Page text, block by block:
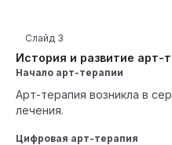
История и развитие арт-
Слайд 3
Начало арт-терапии
Арт-терапия возникла в
лечения.
Цифровая арт-терапия